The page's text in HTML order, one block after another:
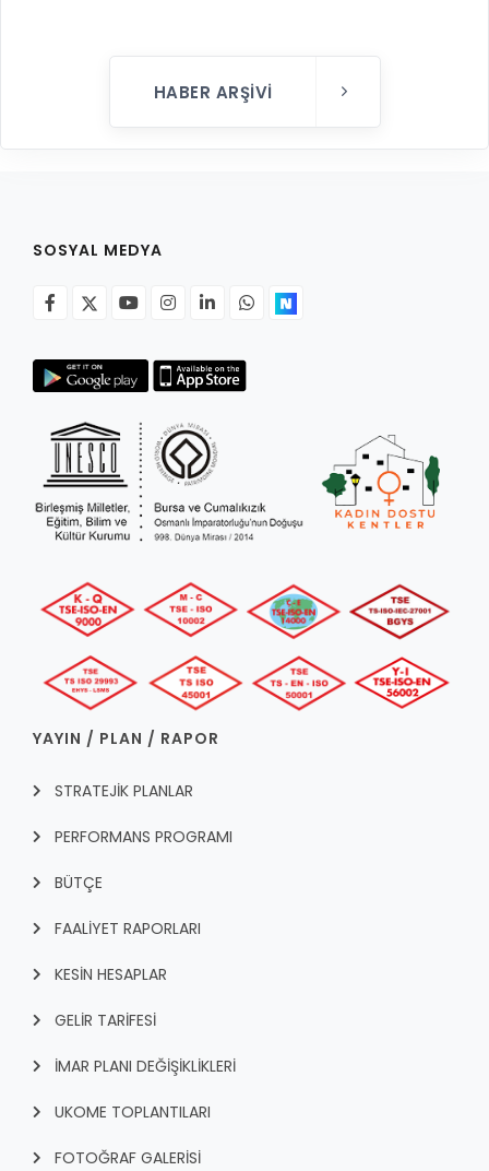
HABER ARŞIVI
SOSYAL MEDYA
YAYIN / PLAN / RAPOR
STRATEJİK PLANLAR
PERFORMANS PROGRAMI
BÜTÇE
FAALİYET RAPORLARI
KESİN HESAPLAR
GELİR TARİFESİ
İMAR PLANI DEĞİŞİKLİKLERİ
UKOME TOPLANTILARI
FOTOĞRAF GALERİSİ